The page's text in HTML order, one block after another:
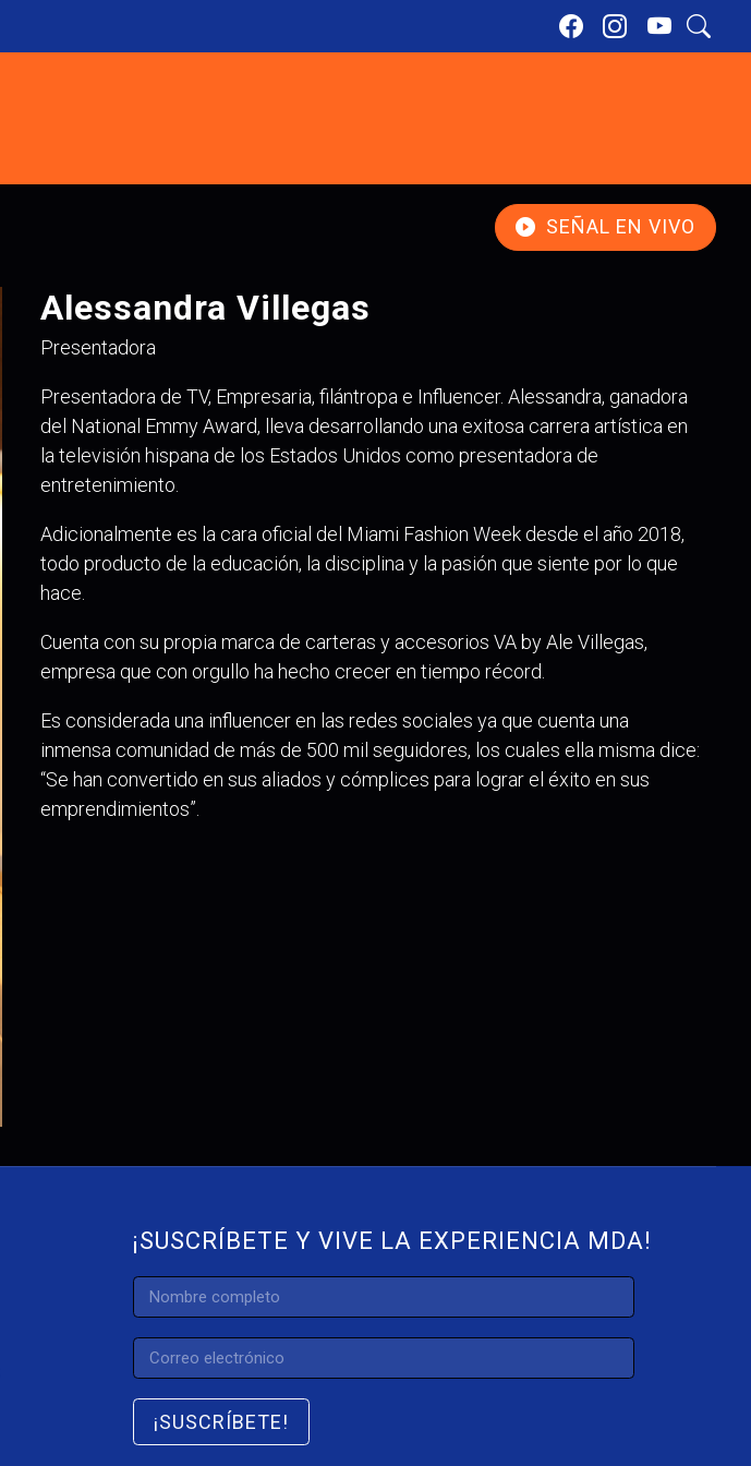
SEÑAL EN VIVO
Alessandra Villegas
Presentadora
Presentadora de TV, Empresaria, filántropa e Influencer. Alessandra, ganadora
del National Emmy Award, lleva desarrollando una exitosa carrera artística en
la televisión hispana de los Estados Unidos como presentadora de
entretenimiento.
Adicionalmente es la cara oficial del Miami Fashion Week desde el año 2018,
todo producto de la educación, la disciplina y la pasión que siente por lo que
hace.
Cuenta con su propia marca de carteras y accesorios VA by Ale Villegas,
empresa que con orgullo ha hecho crecer en tiempo récord.
Es considerada una influencer en las redes sociales ya que cuenta una
inmensa comunidad de más de 500 mil seguidores, los cuales ella misma dice:
“Se han convertido en sus aliados y cómplices para lograr el éxito en sus
emprendimientos”.
¡SUSCRÍBETE Y VIVE LA EXPERIENCIA MDA!
¡SUSCRÍBETE!